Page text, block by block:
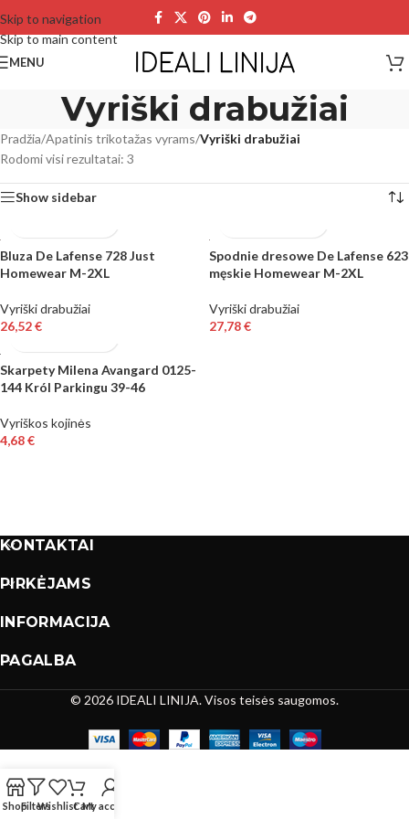
Skip to navigation
Skip to main content
MENU
Vyriški drabužiai
Pradžia/Apatinis trikotažas vyrams/Vyriški drabužiai
Rodomi visi rezultatai: 3
Show sidebar
Bluza De Lafense 728 Just
Homewear M-2XL
Vyriški drabužiai
26,52€
Spodnie dresowe De Lafense 623
męskie Homewear M-2XL
Vyriški drabužiai
27,78€
Skarpety Milena Avangard 0125-
144 Król Parkingu 39-46
Vyriškos kojinės
4,68€
KONTAKTAI
PIRKĖJAMS
INFORMACIJA
PAGALBA
© 2026 IDEALI LINIJA. Visos teisės saugomos.
ShopFiltersWishlistCartMy account